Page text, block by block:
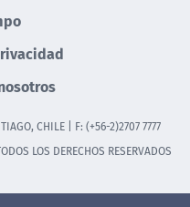
CHILE | F: (+56-2)2707 7777
LOS DERECHOS RESERVADOS